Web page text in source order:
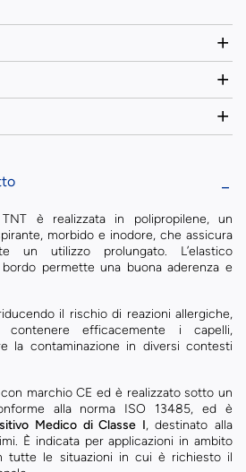
è realizzata in polipropilene, un
morbido e inodore, che assicura
un utilizzo prolungato. L’elastico
permette una buona aderenza e
il rischio di reazioni allergiche,
efficacemente i capelli,
la contaminazione in diversi contesti
marchio CE ed è realizzato sotto un
alla norma ISO 13485, ed è
Medico di Classe I, destinato alla
È indicata per applicazioni in ambito
tutte le situazioni in cui è richiesto il